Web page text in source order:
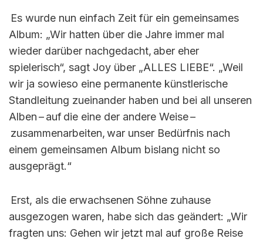
Es wurde nun einfach Zeit für ein gemeinsames
Album: „Wir hatten über die Jahre immer mal
wieder darüber nachgedacht, aber eher
spielerisch“, sagt Joy über „ALLES LIEBE“. „Weil
wir ja sowieso eine permanente künstlerische
Standleitung zueinander haben und bei all unseren
Alben – auf die eine der andere Weise –
zusammenarbeiten, war unser Bedürfnis nach
einem gemeinsamen Album bislang nicht so
ausgeprägt.“
Erst, als die erwachsenen Söhne zuhause
ausgezogen waren, habe sich das geändert: „Wir
fragten uns: Gehen wir jetzt mal auf große Reise